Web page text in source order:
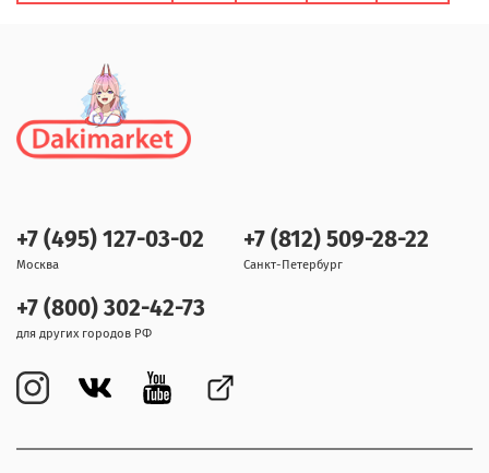
+7 (495) 127-03-02
Москва
+7 (812) 509-28-22
Санкт-Петербург
+7 (800) 302-42-73
для других городов РФ